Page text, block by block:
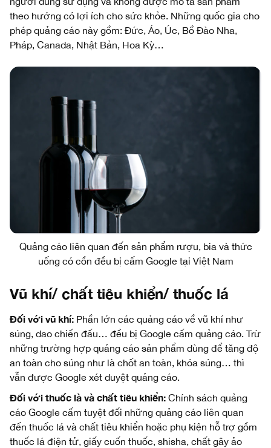
theo hướng có lợi ích cho sức khỏe. Những quốc gia cho
phép quảng cáo này gồm: Đức, Áo, Úc, Bồ Đào Nha,
Pháp, Canada, Nhật Bản, Hoa Kỳ…
Quảng cáo liên quan đến sản phẩm rượu, bia và thức
uống có cồn đều bị cấm Google tại Việt Nam
Vũ khí/ chất tiêu khiển/ thuốc lá
Đối với vũ khí: Phần lớn các quảng cáo về vũ khí như
súng, dao chiến đấu… đều bị Google cấm quảng cáo. Trừ
những trường hợp quảng cáo sản phẩm dùng để tăng độ
an toàn cho súng như là chốt an toàn, khóa súng… thì
vẫn được Google xét duyệt quảng cáo.
Đối với thuốc là và chất tiêu khiển: Chính sách quảng
cáo Google cấm tuyệt đối những quảng cáo liên quan
đến thuốc lá và chất tiêu khiển hoặc phụ kiện hỗ trợ gồm
thuốc lá điện tử, giấy cuốn thuốc, shisha, chất gây ảo